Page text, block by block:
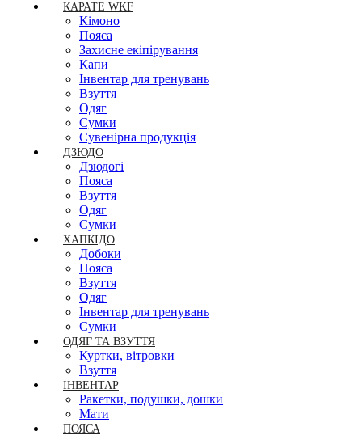
КАРАТЕ WKF
Кімоно
Пояса
Захисне екіпірування
Капи
Інвентар для тренувань
Взуття
Одяг
Сумки
Сувенірна продукція
ДЗЮДО
Дзюдогі
Пояса
Взуття
Одяг
Сумки
ХАПКІДО
Добоки
Пояса
Взуття
Одяг
Інвентар для тренувань
Сумки
ОДЯГ ТА ВЗУТТЯ
Куртки, вітровки
Взуття
ІНВЕНТАР
Ракетки, подушки, дошки
Мати
ПОЯСА